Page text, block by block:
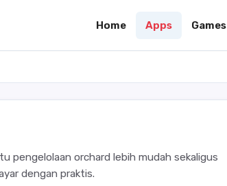
Home Apps Games
pengelolaan orchard lebih mudah sekaligus
dengan praktis.